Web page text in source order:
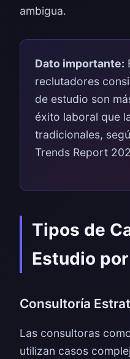
ambigua.
Dato importante:
reclutadores
de estudio son
éxito laboral que
tradicionales,
Trends Report
Tipos de
Estudio
Consultoría
Las consultoras
utilizan casos